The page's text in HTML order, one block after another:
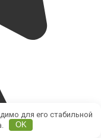
для его стабильной
OK